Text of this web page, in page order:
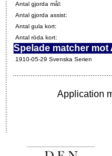
Antal gjorda mål:
Antal gjorda assist:
Antal gula kort:
Antal röda kort:
Spelade matcher mot
1910-05-29 Svenska Serien
Application